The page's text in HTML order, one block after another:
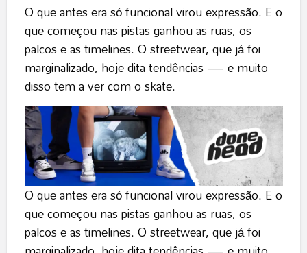
O que antes era só funcional virou expressão. E o
que começou nas pistas ganhou as ruas, os
palcos e as timelines. O streetwear, que já foi
marginalizado, hoje dita tendências — e muito
disso tem a ver com o skate.
O que antes era só funcional virou expressão. E o
que começou nas pistas ganhou as ruas, os
palcos e as timelines. O streetwear, que já foi